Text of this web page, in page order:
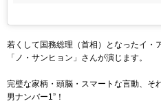
若くして国務総理（首相）となったイ・
「ノ・サンヒョン」さんが演じます。
完璧な家柄・頭脳・スマートな言動、そ
男ナンバー1”！